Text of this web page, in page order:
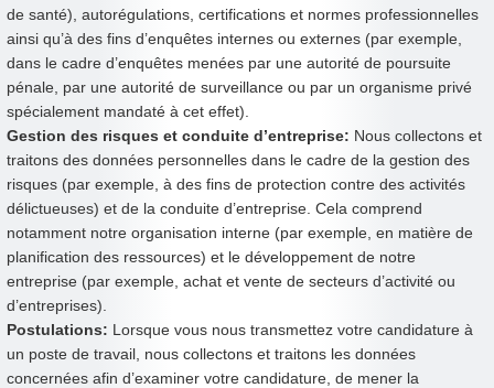
de santé), autorégulations, certifications et normes professionnelles
ainsi qu’à des fins d’enquêtes internes ou externes (par exemple,
dans le cadre d’enquêtes menées par une autorité de poursuite
pénale, par une autorité de surveillance ou par un organisme privé
spécialement mandaté à cet effet).
Gestion des risques et conduite d’entreprise: Nous collectons et
traitons des données personnelles dans le cadre de la gestion des
risques (par exemple, à des fins de protection contre des activités
délictueuses) et de la conduite d’entreprise. Cela comprend
notamment notre organisation interne (par exemple, en matière de
planification des ressources) et le développement de notre
entreprise (par exemple, achat et vente de secteurs d’activité ou
d’entreprises).
Postulations: Lorsque vous nous transmettez votre candidature à
un poste de travail, nous collectons et traitons les données
concernées afin d’examiner votre candidature, de mener la